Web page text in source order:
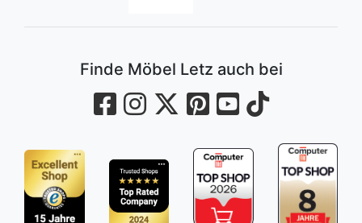
Finde Möbel Letz auch bei